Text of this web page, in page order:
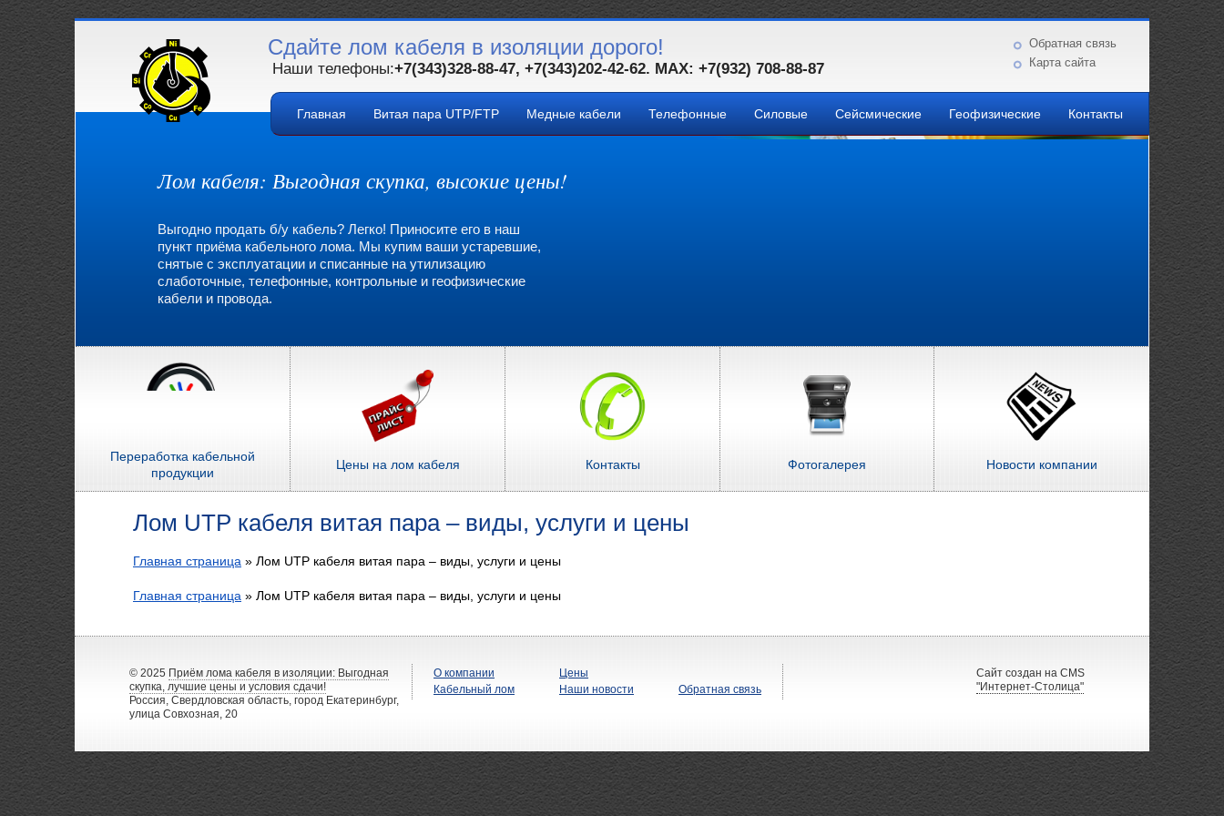
Сдайте лом кабеля в изоляции дорого!
Наши телефоны:+7(343)328-88-47, +7(343)202-42-62. MAX: +7(932) 708-88-87
Обратная связь
Карта сайта
Лом кабеля: Выгодная скупка, высокие цены!
Выгодно продать б/у кабель? Легко! Приносите его в наш
пункт приёма кабельного лома. Мы купим ваши устаревшие,
снятые с эксплуатации и списанные на утилизацию
слаботочные, телефонные, контрольные и геофизические
кабели и провода.
Главная Витая пара UTP/FTP Медные кабели Телефонные Силовые Сейсмические Геофизические Контакты
Переработка кабельной
продукции
Цены на лом кабеля Контакты Фотогалерея Новости компании
Лом UTP кабеля витая пара – виды, услуги и цены
Главная страница » Лом UTP кабеля витая пара – виды, услуги и цены
Главная страница » Лом UTP кабеля витая пара – виды, услуги и цены
© 2025 Приём лома кабеля в изоляции: Выгодная
скупка, лучшие цены и условия сдачи!
Россия, Свердловская область, город Екатеринбург,
улица Совхозная, 20
О компании
Кабельный лом
Цены
Наши новости
Обратная связь
Сайт создан на CMS
"Интернет-Столица"